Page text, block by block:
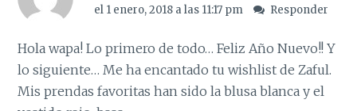
el 1 enero, 2018 a las 11:17 pm Responder
Hola wapa! Lo primero de todo… Feliz Año Nuevo!! Y
lo siguiente… Me ha encantado tu wishlist de Zaful.
Mis prendas favoritas han sido la blusa blanca y el